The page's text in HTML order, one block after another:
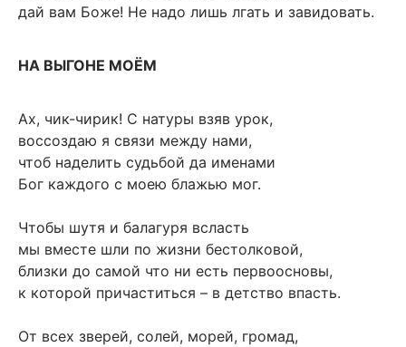
дай вам Боже! Не надо лишь лгать и завидовать.
НА ВЫГОНЕ МОЁМ
Ах, чик-чирик! С натуры взяв урок,
воссоздаю я связи между нами,
чтоб наделить судьбой да именами
Бог каждого с моею блажью мог.
Чтобы шутя и балагуря всласть
мы вместе шли по жизни бестолковой,
близки до самой что ни есть первоосновы,
к которой причаститься – в детство впасть.
От всех зверей, солей, морей, громад,